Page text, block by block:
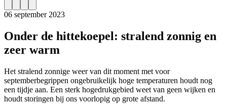
06 september 2023
Onder de hittekoepel: stralend zonnig en
zeer warm
Het stralend zonnige weer van dit moment met voor
septemberbegrippen ongebruikelijk hoge temperaturen houdt nog
een tijdje aan. Een sterk hogedrukgebied weet van geen wijken en
houdt storingen bij ons voorlopig op grote afstand.